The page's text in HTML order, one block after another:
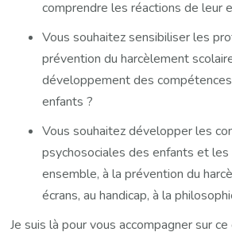
comprendre les réactions de leur
Vous souhaitez sensibiliser les
prévention du harcèlement
développement des
enfants ?
Vous souhaitez développer les
psychosociales des enfants et les
ensemble, à la prévention du
écrans, au handicap, à la
Je suis là pour vous accompagner sur